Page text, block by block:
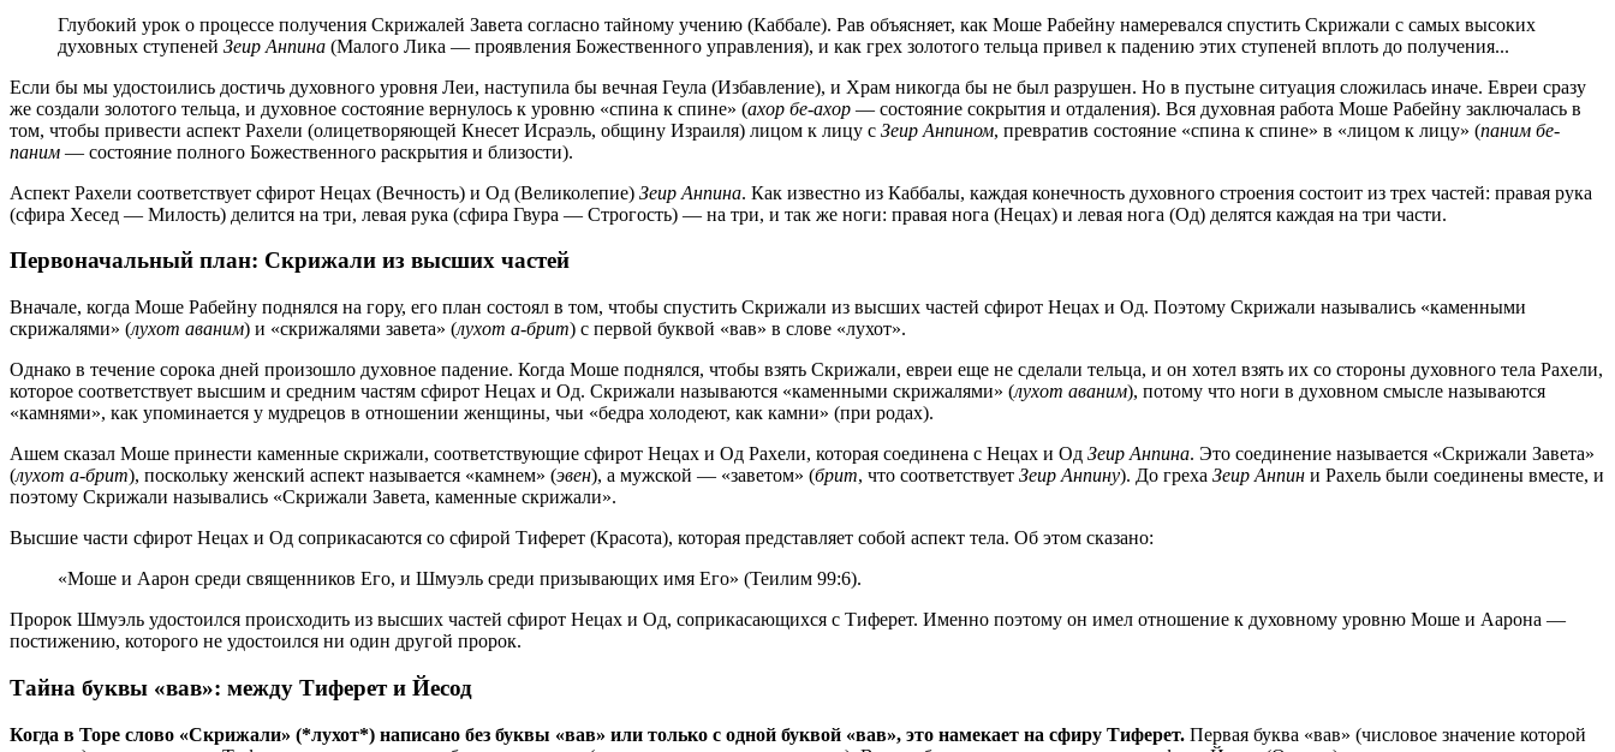
Глубокий урок о процессе получения Скрижалей Завета согласно тайному учению (Каббале). Рав объясняет, как Моше Рабейну намеревался спустить Скрижали с самых высоких
духовных ступеней Зеир Анпина (Малого Лика — проявления Божественного управления), и как грех золотого тельца привел к падению этих ступеней вплоть до получения...
Если бы мы удостоились достичь духовного уровня Леи, наступила бы вечная Геула (Избавление), и Храм никогда бы не был разрушен. Но в пустыне ситуация сложилась иначе. Евреи сразу
же создали золотого тельца, и духовное состояние вернулось к уровню «спина к спине» (ахор бе-ахор — состояние сокрытия и отдаления). Вся духовная работа Моше Рабейну заключалась в
том, чтобы привести аспект Рахели (олицетворяющей Кнесет Исраэль, общину Израиля) лицом к лицу с Зеир Анпином, превратив состояние «спина к спине» в «лицом к лицу» (паним бе-
паним — состояние полного Божественного раскрытия и близости).
Аспект Рахели соответствует сфирот Нецах (Вечность) и Од (Великолепие) Зеир Анпина. Как известно из Каббалы, каждая конечность духовного строения состоит из трех частей: правая рука
(сфира Хесед — Милость) делится на три, левая рука (сфира Гвура — Строгость) — на три, и так же ноги: правая нога (Нецах) и левая нога (Од) делятся каждая на три части.
Первоначальный план: Скрижали из высших частей
Вначале, когда Моше Рабейну поднялся на гору, его план состоял в том, чтобы спустить Скрижали из высших частей сфирот Нецах и Од. Поэтому Скрижали назывались «каменными
скрижалями» (лухот аваним) и «скрижалями завета» (лухот а-брит) с первой буквой «вав» в слове «лухот».
Однако в течение сорока дней произошло духовное падение. Когда Моше поднялся, чтобы взять Скрижали, евреи еще не сделали тельца, и он хотел взять их со стороны духовного тела Рахели,
которое соответствует высшим и средним частям сфирот Нецах и Од. Скрижали называются «каменными скрижалями» (лухот аваним), потому что ноги в духовном смысле называются
«камнями», как упоминается у мудрецов в отношении женщины, чьи «бедра холодеют, как камни» (при родах).
Ашем сказал Моше принести каменные скрижали, соответствующие сфирот Нецах и Од Рахели, которая соединена с Нецах и Од Зеир Анпина. Это соединение называется «Скрижали Завета»
(лухот а-брит), поскольку женский аспект называется «камнем» (эвен), а мужской — «заветом» (брит, что соответствует Зеир Анпину). До греха Зеир Анпин и Рахель были соединены вместе, и
поэтому Скрижали назывались «Скрижали Завета, каменные скрижали».
Высшие части сфирот Нецах и Од соприкасаются со сфирой Тиферет (Красота), которая представляет собой аспект тела. Об этом сказано:
«Моше и Аарон среди священников Его, и Шмуэль среди призывающих имя Его» (Теилим 99:6).
Пророк Шмуэль удостоился происходить из высших частей сфирот Нецах и Од, соприкасающихся с Тиферет. Именно поэтому он имел отношение к духовному уровню Моше и Аарона —
постижению, которого не удостоился ни один другой пророк.
Тайна буквы «вав»: между Тиферет и Йесод
Когда в Торе слово «Скрижали» (*лухот*) написано без буквы «вав» или только с одной буквой «вав», это намекает на сфиру Тиферет. Первая буква «вав» (числовое значение которой